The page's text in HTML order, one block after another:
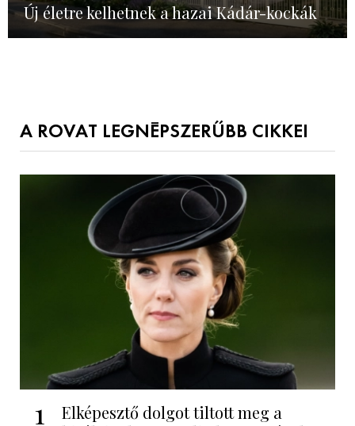
Új életre kelhetnek a hazai Kádár-kockák
A ROVAT LEGNÉPSZERŰBB CIKKEI
1
Elképesztő dolgot tiltott meg a